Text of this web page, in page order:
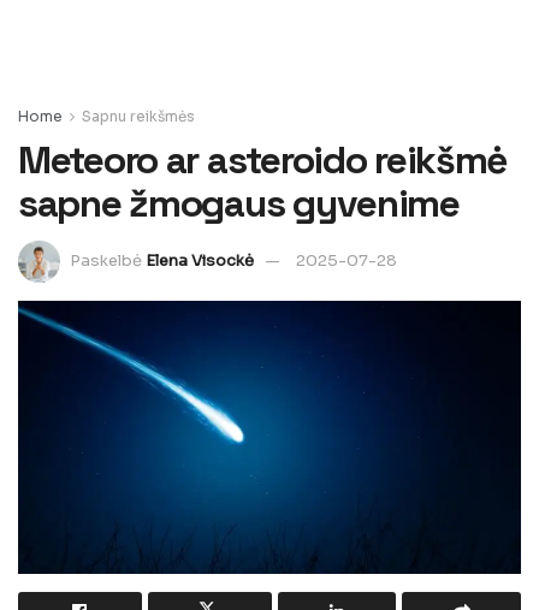
Home Sapnu reikšmės
Meteoro ar asteroido reikšmė
sapne žmogaus gyvenime
Paskelbė Elena Visockė 2025-07-28